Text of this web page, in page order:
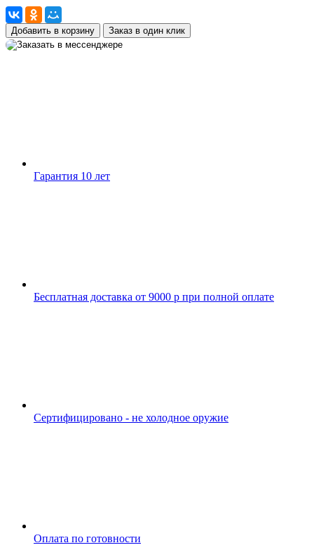
Добавить в корзину Заказ в один клик
Гарантия 10 лет
Бесплатная доставка от 9000 р при полной оплате
Сертифицировано - не холодное оружие
Оплата по готовности